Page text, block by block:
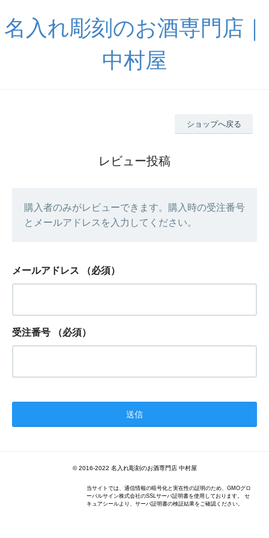
名入れ彫刻のお酒専門店｜
中村屋
ショップへ戻る
レビュー投稿
購入者のみがレビューできます。購入時の受注番号
とメールアドレスを入力してください。
メールアドレス （必須）
受注番号 （必須）
© 2016-2022 名入れ彫刻のお酒専門店 中村屋
当サイトでは、通信情報の暗号化と実在性の証明のため、GMOグロ
ーバルサイン株式会社のSSLサーバ証明書を使用しております。 セ
キュアシールより、サーバ証明書の検証結果をご確認ください。